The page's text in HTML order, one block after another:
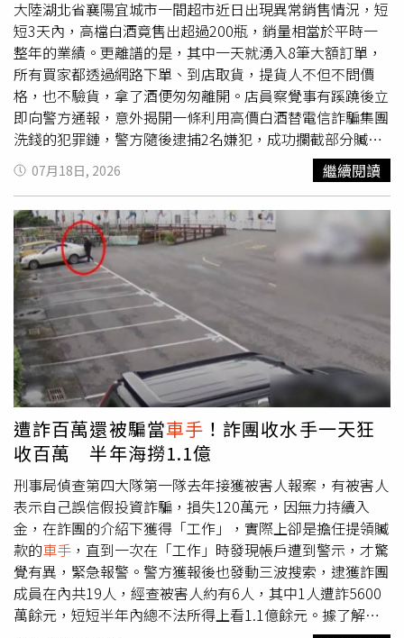
撥打165反詐騙專線或110報案。
大陸湖北省襄陽宜城市一間超市近日出現異常銷售情況，短
短3天內，高檔白酒竟售出超過200瓶，銷量相當於平時一
整年的業績。更離譜的是，其中一天就湧入8筆大額訂單，
所有買家都透過網路下單、到店取貨，提貨人不但不問價
格，也不驗貨，拿了酒便匆匆離開。店員察覺事有蹊蹺後立
即向警方通報，意外揭開一條利用高價白酒替電信詐騙集團
洗錢的犯罪鏈，警方隨後逮捕2名嫌犯，成功攔截部分贓
物，並替被害人追回部分損失。警方查獲一批涉案高檔白
酒，追查後發現背後隱藏完整的電詐洗錢鏈。（圖／翻攝自
大河報）綜合《法治日報》、《大河報》及《湖北日報》報
導，襄陽宜城警方7月15日公布這起案件。事件可追溯至6
月2日，宜城市一間超市店員李某盤點庫存時發現，店內五
糧液、劍南春等多款高價白酒銷量突然暴增，短短3天就賣
出200多瓶，總價超過13萬元人民幣（約新台幣53萬元）。
李某表示，過去高檔白酒銷量並不高，平均一個月僅能賣出
三、四瓶，就算逢年過節，一次能賣出一、兩箱就算很多，
這次短短3天就賣出相當於一年份的數量，讓她立刻提高警
覺。更令她懷疑的是，所有訂單皆採網路下單、到店自取，
前來領貨的男子幾乎都不詢問價格，也不查看商品，只花短
短幾分鐘便取貨離開，與一般消費者的購買習慣截然不同。
她想起警方先前到超市宣導反詐騙時，曾提及犯罪集團利用
高價商品進行洗錢的案例，因此沒有驚動對方，而是詳細整
理提貨人的身分資料、外貌特徵及取貨時間等資訊，立即向
警方報案。警方追查後發現，提貨人提供的身分資料全是假
造，付款帳戶則分散於大陸各地，而且每筆訂單付款完成後
不久便有人到店領貨，完全符合電信詐騙集團快速將贓款轉
換成實體商品，再透過轉售變現的犯罪模式。警方因此研
判，提貨男子正是俗稱的「車手」，背後則是一條「詐騙贓
款下單、 車手取貨、物流轉運、轉售變現」的完整洗錢鏈。
07月18日, 2026 繼續閱讀
遭詐百萬還被騙當車手 ！詐團收水手一天狂
收百萬 半年海撈1.1億
刑事局偵查第四大隊第一隊去年接獲被害人報案，有被害人
表示自己誤信假投資詐騙，損失120萬元，因無力持續入
金，在詐團的介紹下獲得「工作」，實際上卻是擔任提領贓
款的車手 ，直到一次在「工作」時發現帳戶遭到警示，才驚
覺有異，緊急報警。警方獲報後也發動三波搜索，逮獲詐團
成員在內共19人，經查被害人約有6人，其中1人遭詐5600
萬餘元，短短半年內總不法所得上看1.1億餘元。據了解，